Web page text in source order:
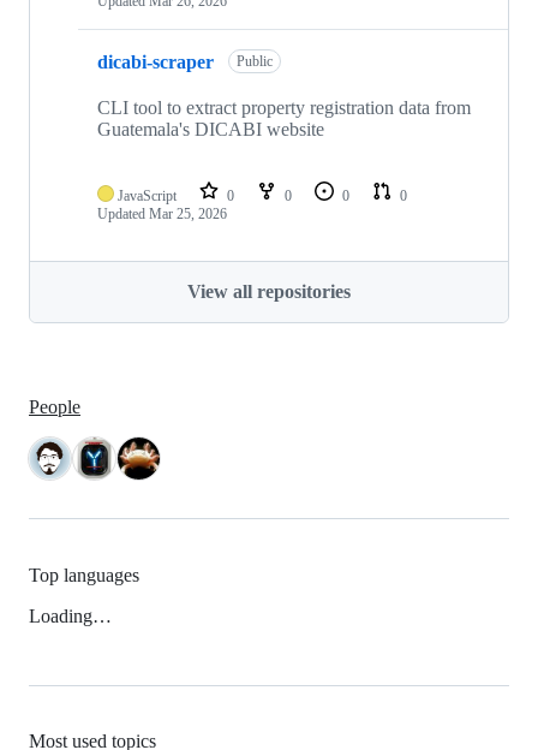
dicabi-scraper Public
CLI tool to extract property registration data from
Guatemala's DICABI website
JavaScript 0 0 0
0
Updated Mar 25, 2026
View all repositories
People
Top languages
Loading…
Most used topics